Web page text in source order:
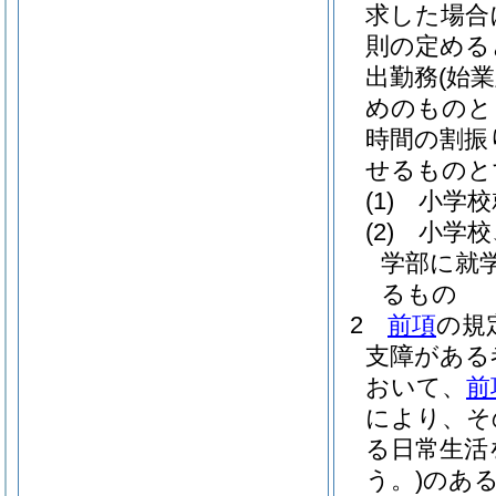
求した場
則の定め
出勤務(始
めのもの
時間の割
せるもの
(1)
小学
(2)
小学
学部に就
るもの
2
前項の規
支障があ
おいて、 前
により、
る日常生
う。)のあ